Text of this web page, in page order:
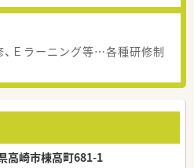
、Ｅラーニング等…各種研修制
高崎市棟高町681-1